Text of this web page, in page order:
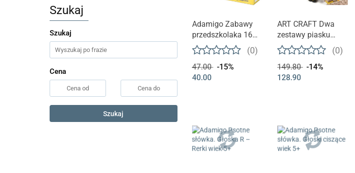
Szukaj
Szukaj
Cena
Szukaj
Adamigo Zabawy
przedszkolaka 16
Gier Eduk. 3+
(0)
47.00
-15%
40.00
ART CRAFT Dwa
zestawy piasku
kinetycznego - z
pojazdami budowy
+ Twórz, buduj,
rozbieraj piasek
(0)
149.80 -14%
128.90